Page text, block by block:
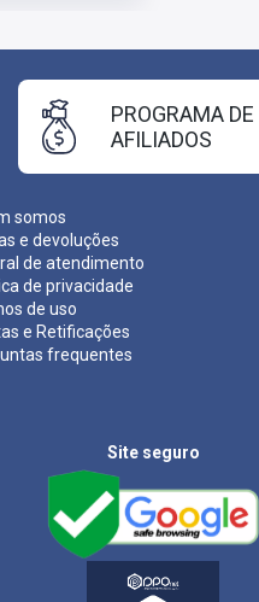
somos
e devoluções
de atendimento
de privacidade
de uso
e Retificações
frequentes
PROGRAMA DE
AFILIADOS
Site seguro